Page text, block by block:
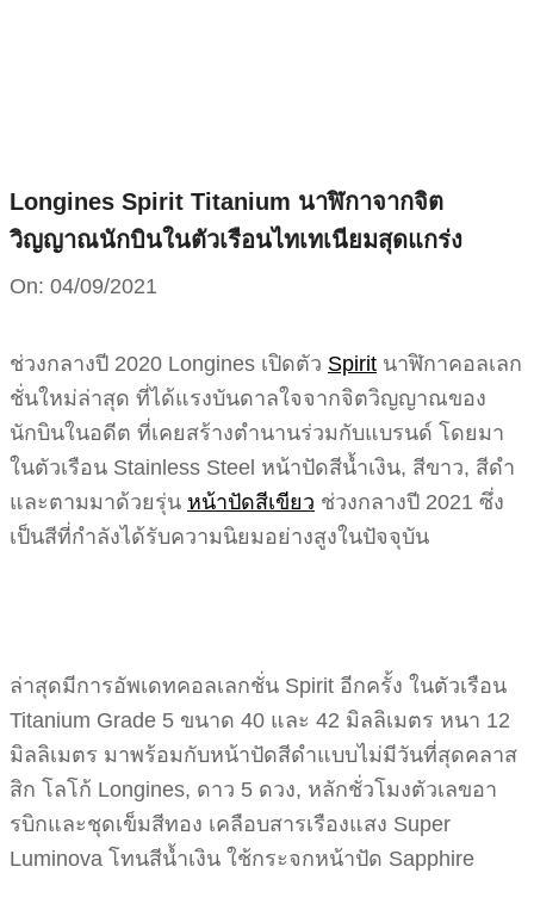
Longines Spirit Titanium นาฬิกาจากจิต
วิญญาณนักบินในตัวเรือนไทเทเนียมสุดแกร่ง
On: 04/09/2021
ช่วงกลางปี 2020 Longines เปิดตัว Spirit นาฬิกาคอลเลก
ชั่นใหม่ล่าสุด ที่ได้แรงบันดาลใจจากจิตวิญญาณของ
นักบินในอดีต ที่เคยสร้างตำนานร่วมกับแบรนด์​ โดยมา
ในตัวเรือน Stainless Steel หน้าปัดสีน้ำเงิน, สีขาว, สีดำ
และตามมาด้วยรุ่น หน้าปัดสีเขียว ช่วงกลางปี 2021 ซึ่ง
เป็นสีที่กำลังได้รับความนิยมอย่างสูงในปัจจุบัน
ล่าสุดมีการอัพเดทคอลเลกชั่น Spirit อีกครั้ง ในตัวเรือน
Titanium Grade 5 ขนาด 40 และ 42 มิลลิเมตร หนา 12
มิลลิเมตร มาพร้อมกับหน้าปัดสีดำแบบไม่มีวันที่สุดคลาส
สิก โลโก้ Longines, ดาว 5 ดวง, หลักชั่วโมงตัวเลขอา
รบิกและชุดเข็มสีทอง เคลือบสารเรืองแสง Super
Luminova โทนสีน้ำเงิน ใช้กระจกหน้าปัด Sapphire